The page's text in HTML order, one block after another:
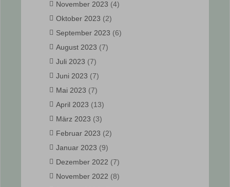
November 2023 (4)
Oktober 2023 (2)
September 2023 (6)
August 2023 (7)
Juli 2023 (7)
Juni 2023 (7)
Mai 2023 (7)
April 2023 (13)
März 2023 (3)
Februar 2023 (2)
Januar 2023 (9)
Dezember 2022 (7)
November 2022 (8)